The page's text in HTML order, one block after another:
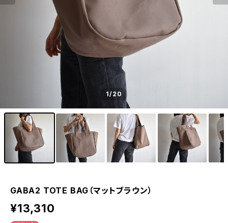
1/20
GABA2 TOTE BAG（マットブラウン）
¥13,310